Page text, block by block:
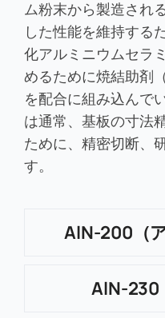
ム粉末から製造され
した性能を維持する
化アルミニウムセラ
めるために焼結助剤
を配合に組み込んで
は通常、基板の寸法
ために、精密切断、
す。
AlN-200（
AlN-230